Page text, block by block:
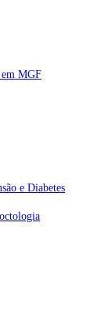
psicólogo e
do ouvido com
gestão
sistema de acesso
em MGF
e Diabetes